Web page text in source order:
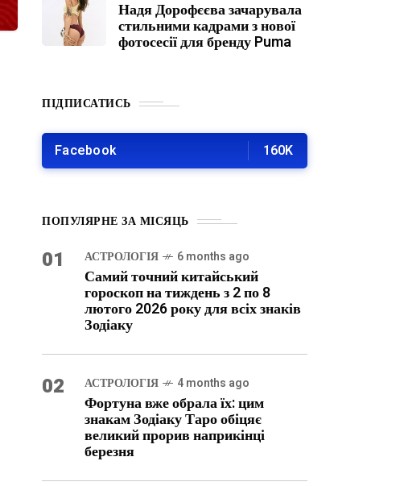
Надя Дорофєєва зачарувала
стильними кадрами з нової
фотосесії для бренду Puma
ПІДПИСАТИСЬ
Facebook 160K
ПОПУЛЯРНЕ ЗА МІСЯЦЬ
01 АСТРОЛОГІЯ 6 months ago
Самий точний китайський
гороскоп на тиждень з 2 по 8
лютого 2026 року для всіх знаків
Зодіаку
02 АСТРОЛОГІЯ 4 months ago
Фортуна вже обрала їх: цим
знакам Зодіаку Таро обіцяє
великий прорив наприкінці
березня